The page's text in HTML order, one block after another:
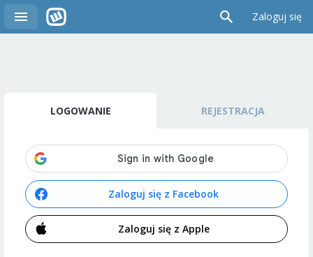
Zaloguj się
LOGOWANIE REJESTRACJA
Zaloguj się z Facebook
Zaloguj się z Apple